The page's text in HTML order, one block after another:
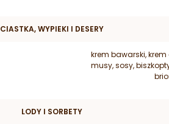
CIASTKA, WYPIEKI I DESERY
krem bawarski,
musy, sosy,
LODY I SORBETY